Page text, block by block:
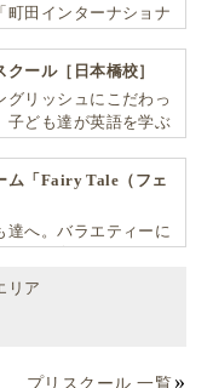
町田インターナショナ
ール［日本橋校］
リッシュにこだわっ
子ども達が英語を学ぶ
ム「Fairy Tale（フェ
達へ。バラエティーに
リア
プリスクール 一覧